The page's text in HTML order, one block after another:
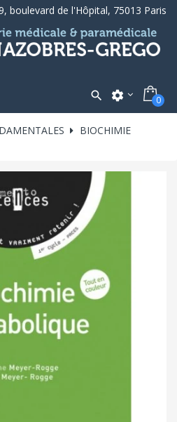
boulevard de l'Hôpital, 75013 Paris
 settings 0
BIOCHIMIE